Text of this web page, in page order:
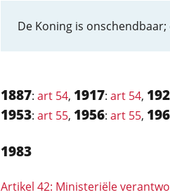
De Koning is
1887: art 54, 1917: art 54,
1953: art 55, 1956: art 55,
1983
Artikel 42: Ministeriële